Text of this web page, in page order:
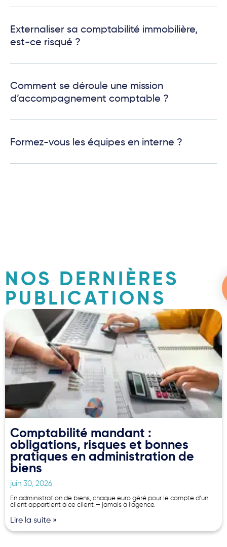
Externaliser sa comptabilité immobilière,
est-ce risqué ?
Comment se déroule une mission
d’accompagnement comptable ?
Formez-vous les équipes en interne ?
NOS DERNIÈRES
PUBLICATIONS
Comptabilité mandant :
obligations, risques et bonnes
pratiques en administration de
biens
juin 30, 2026
En administration de biens, chaque euro géré pour le compte d’un
client appartient à ce client — jamais à l’agence.
Lire la suite »